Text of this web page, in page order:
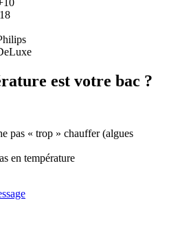
est votre bac ?
pas « trop » chauffer (algues
en température